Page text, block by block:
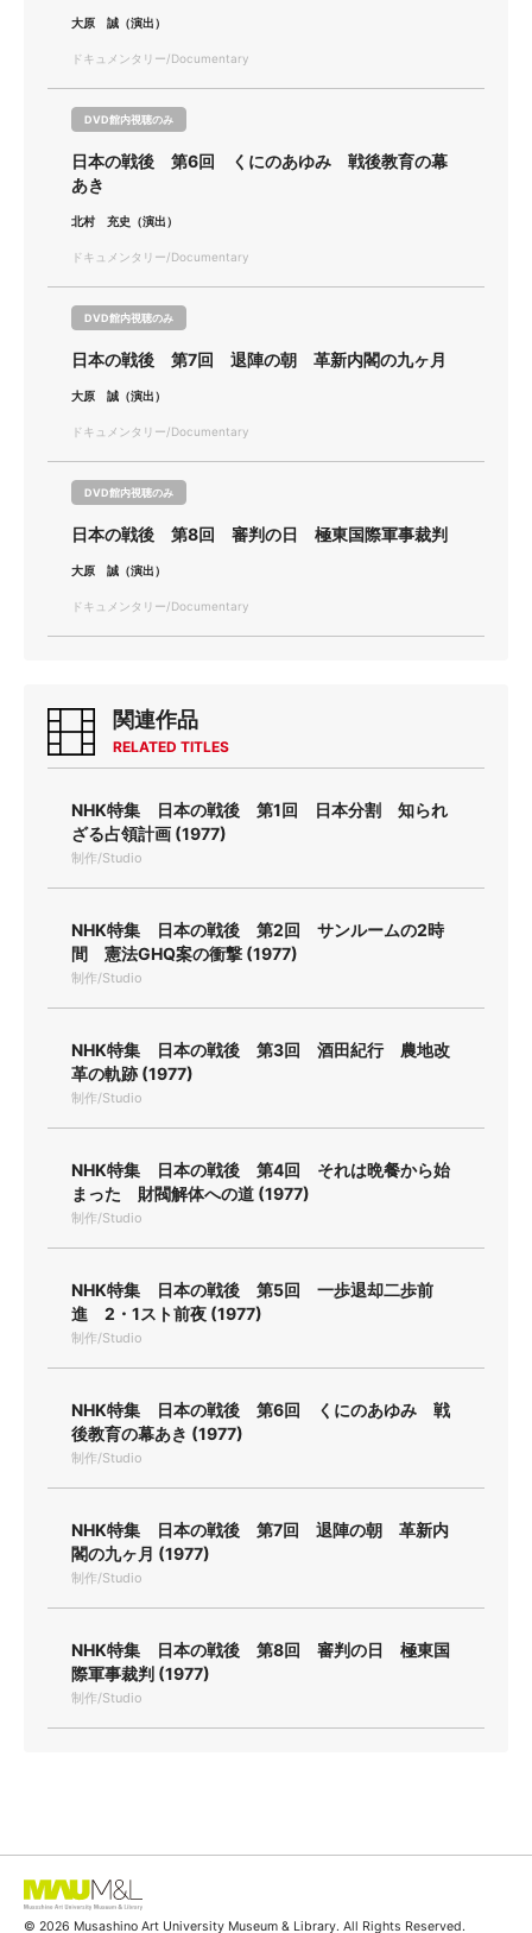
大原 誠（演出）
ドキュメンタリー/Documentary
DVD館内視聴のみ
日本の戦後 第6回 くにのあゆみ 戦後教育の幕
あき
北村 充史（演出）
ドキュメンタリー/Documentary
DVD館内視聴のみ
日本の戦後 第7回 退陣の朝 革新内閣の九ヶ月
大原 誠（演出）
ドキュメンタリー/Documentary
DVD館内視聴のみ
日本の戦後 第8回 審判の日 極東国際軍事裁判
大原 誠（演出）
ドキュメンタリー/Documentary
関連作品
RELATED TITLES
NHK特集 日本の戦後 第1回 日本分割 知られ
ざる占領計画 (1977)
制作/Studio
NHK特集 日本の戦後 第2回 サンルームの2時
間 憲法GHQ案の衝撃 (1977)
制作/Studio
NHK特集 日本の戦後 第3回 酒田紀行 農地改
革の軌跡 (1977)
制作/Studio
NHK特集 日本の戦後 第4回 それは晩餐から始
まった 財閥解体への道 (1977)
制作/Studio
NHK特集 日本の戦後 第5回 一歩退却二歩前
進 2・1スト前夜 (1977)
制作/Studio
NHK特集 日本の戦後 第6回 くにのあゆみ 戦
後教育の幕あき (1977)
制作/Studio
NHK特集 日本の戦後 第7回 退陣の朝 革新内
閣の九ヶ月 (1977)
制作/Studio
NHK特集 日本の戦後 第8回 審判の日 極東国
際軍事裁判 (1977)
制作/Studio
© 2026 Musashino Art University Museum & Library. All Rights Reserved.